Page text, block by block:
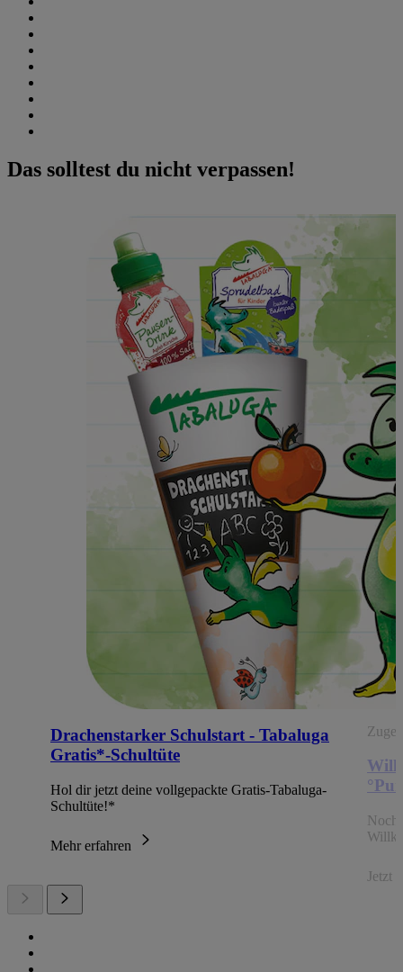
Das solltest du nicht verpassen!
Drachenstarker Schulstart - Tabaluga
Gratis*-Schultüte
Hol dir jetzt deine vollgepackte Gratis-Tabaluga-
Schultüte!*
Mehr erfahren
Noch
Jetzt